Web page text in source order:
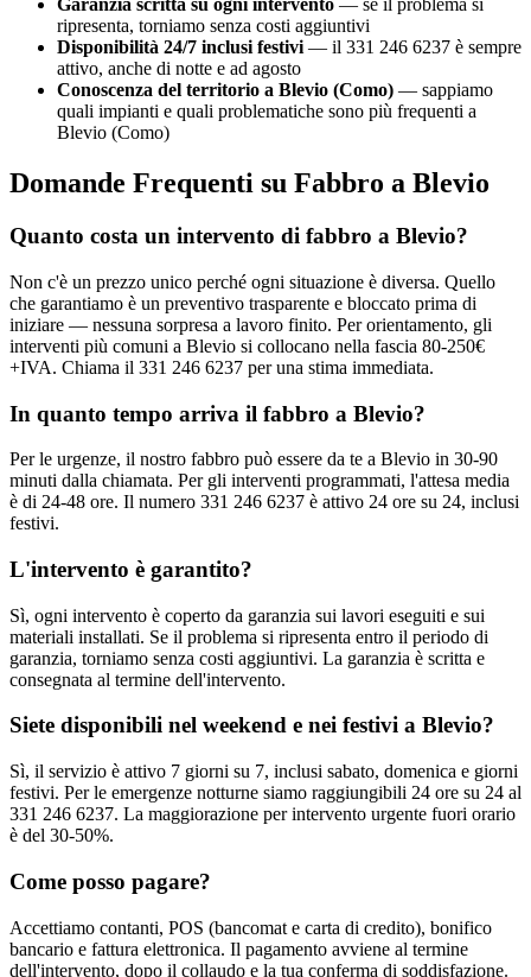
Garanzia scritta su ogni intervento — se il problema si
ripresenta, torniamo senza costi aggiuntivi
Disponibilità 24/7 inclusi festivi — il 331 246 6237 è sempre
attivo, anche di notte e ad agosto
Conoscenza del territorio a Blevio (Como) — sappiamo
quali impianti e quali problematiche sono più frequenti a
Blevio (Como)
Domande Frequenti su Fabbro a Blevio
Quanto costa un intervento di fabbro a Blevio?
Non c'è un prezzo unico perché ogni situazione è diversa. Quello
che garantiamo è un preventivo trasparente e bloccato prima di
iniziare — nessuna sorpresa a lavoro finito. Per orientamento, gli
interventi più comuni a Blevio si collocano nella fascia 80-250€
+IVA. Chiama il 331 246 6237 per una stima immediata.
In quanto tempo arriva il fabbro a Blevio?
Per le urgenze, il nostro fabbro può essere da te a Blevio in 30-90
minuti dalla chiamata. Per gli interventi programmati, l'attesa media
è di 24-48 ore. Il numero 331 246 6237 è attivo 24 ore su 24, inclusi
festivi.
L'intervento è garantito?
Sì, ogni intervento è coperto da garanzia sui lavori eseguiti e sui
materiali installati. Se il problema si ripresenta entro il periodo di
garanzia, torniamo senza costi aggiuntivi. La garanzia è scritta e
consegnata al termine dell'intervento.
Siete disponibili nel weekend e nei festivi a Blevio?
Sì, il servizio è attivo 7 giorni su 7, inclusi sabato, domenica e giorni
festivi. Per le emergenze notturne siamo raggiungibili 24 ore su 24 al
331 246 6237. La maggiorazione per intervento urgente fuori orario
è del 30-50%.
Come posso pagare?
Accettiamo contanti, POS (bancomat e carta di credito), bonifico
bancario e fattura elettronica. Il pagamento avviene al termine
dell'intervento, dopo il collaudo e la tua conferma di soddisfazione.